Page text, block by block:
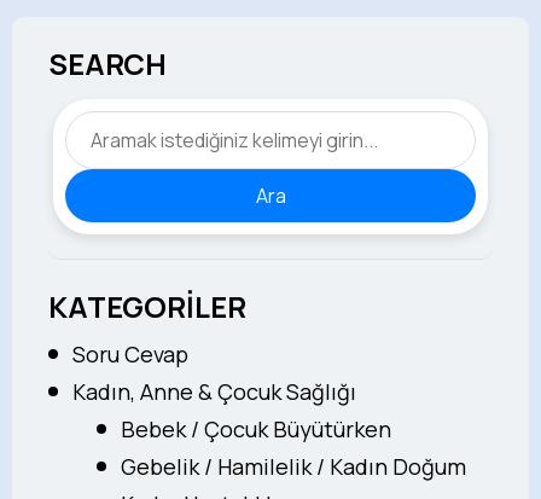
SEARCH
Ara
KATEGORİLER
Soru Cevap
Kadın, Anne & Çocuk Sağlığı
Bebek / Çocuk Büyütürken
Gebelik / Hamilelik / Kadın Doğum